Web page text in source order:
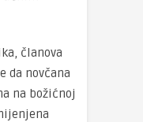
članova
da novčana
na božićnoj